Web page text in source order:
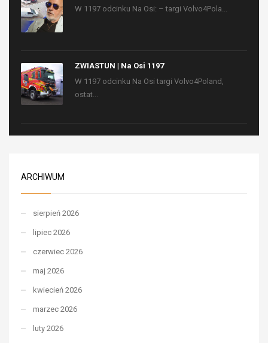
W 1197 odcinku Na Osi: – targi Volvo4Pola...
ZWIASTUN | Na Osi 1197
W 1197 odcinku Na Osi targi Volvo4Poland,
ostat...
ARCHIWUM
sierpień 2026
lipiec 2026
czerwiec 2026
maj 2026
kwiecień 2026
marzec 2026
luty 2026